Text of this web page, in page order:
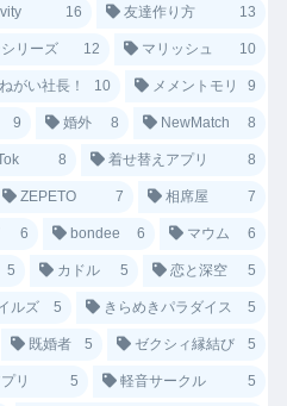
16 友達作り方 13
リーズ 12 マリッシュ 10
がい社長！ 10 メメントモリ 9
9 婚外 8 NewMatch 8
8 着せ替えアプリ 8
ZEPETO 7 相席屋 7
6 bondee 6 マウム 6
5 カドル 5 恋と深空 5
ルズ 5 きらめきパラダイス 5
既婚者 5 ゼクシィ縁結び 5
リ 5 軽音サークル 5